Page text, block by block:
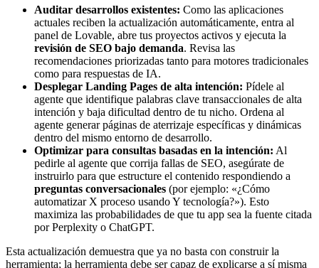
Auditar desarrollos existentes: Como las aplicaciones
actuales reciben la actualización automáticamente, entra al
panel de Lovable, abre tus proyectos activos y ejecuta la
revisión de SEO bajo demanda. Revisa las
recomendaciones priorizadas tanto para motores tradicionales
como para respuestas de IA.
Desplegar Landing Pages de alta intención: Pídele al
agente que identifique palabras clave transaccionales de alta
intención y baja dificultad dentro de tu nicho. Ordena al
agente generar páginas de aterrizaje específicas y dinámicas
dentro del mismo entorno de desarrollo.
Optimizar para consultas basadas en la intención: Al
pedirle al agente que corrija fallas de SEO, asegúrate de
instruirlo para que estructure el contenido respondiendo a
preguntas conversacionales (por ejemplo: «¿Cómo
automatizar X proceso usando Y tecnología?»). Esto
maximiza las probabilidades de que tu app sea la fuente citada
por Perplexity o ChatGPT.
Esta actualización demuestra que ya no basta con construir la
herramienta; la herramienta debe ser capaz de explicarse a sí misma